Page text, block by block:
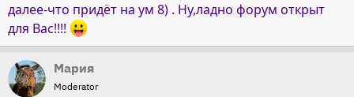
далее-что придёт на ум 8) . Ну,ладно форум открыт
для Вас!!!!
Мария
Moderator